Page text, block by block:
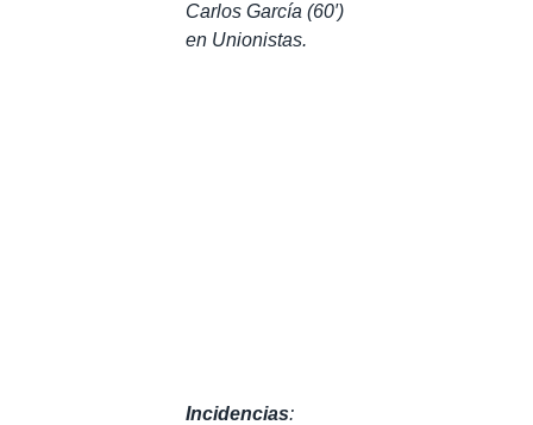
Carlos García (60′)
en Unionistas.
Incidencias: